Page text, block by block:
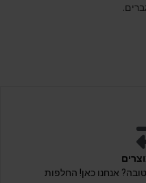
אנחנו כאן! החלפות